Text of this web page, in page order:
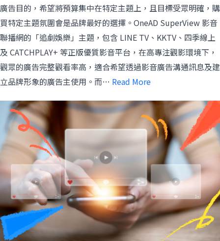
廣告目的，希望將預算集中在特定主題上，且目標受眾明確，購
買特定主題氛圍會是品牌最好的選擇。OneAD SuperView 影音
聯播網的「追劇娛樂」主題，包含 LINE TV、KKTV、四季線上
及 CATCHPLAY+ 等正版優質影音平台，在高專注觀影環境下，
觀眾的廣告完整觀看率高，適合希望透過影音廣告溝通訊息及建
立品牌形象的廣告主使用。而… Read More